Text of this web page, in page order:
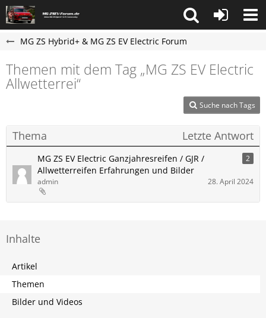
MG ZS Hybrid+ & MG ZS EV Electric Forum
Themen mit dem Tag „MG ZS EV Electric
Allwetterrei“
Suche nach Tags
Thema Letzte Antwort
MG ZS EV Electric Ganzjahresreifen / GJR /
Allwetterreifen Erfahrungen und Bilder
2
admin 28. April 2024
Inhalte
Artikel
Themen
Bilder und Videos